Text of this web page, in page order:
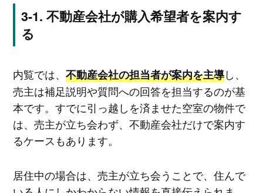
不動産会社が購入希望者を案内す
る
内覧では、 不動産会社の担当者が案内を主導し、
売主は補足説明や質問への回答を担当するのが基
本です。すでに引っ越しを済ませた空室の物件で
は、売主が立ち会わず、不動産会社だけで案内す
るケースもあります。
居住中の場合は、売主が立ち会うことで、住んで